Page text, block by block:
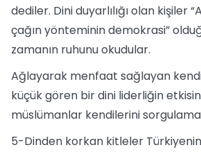
dediler. Dini duyarlılığı olan kişiler
çağın yönteminin demokrasi”
zamanın ruhunu okudular.
Ağlayarak menfaat sağlayan
küçük gören bir dini liderliğin
müslümanlar kendilerini
5-Dinden korkan kitleler